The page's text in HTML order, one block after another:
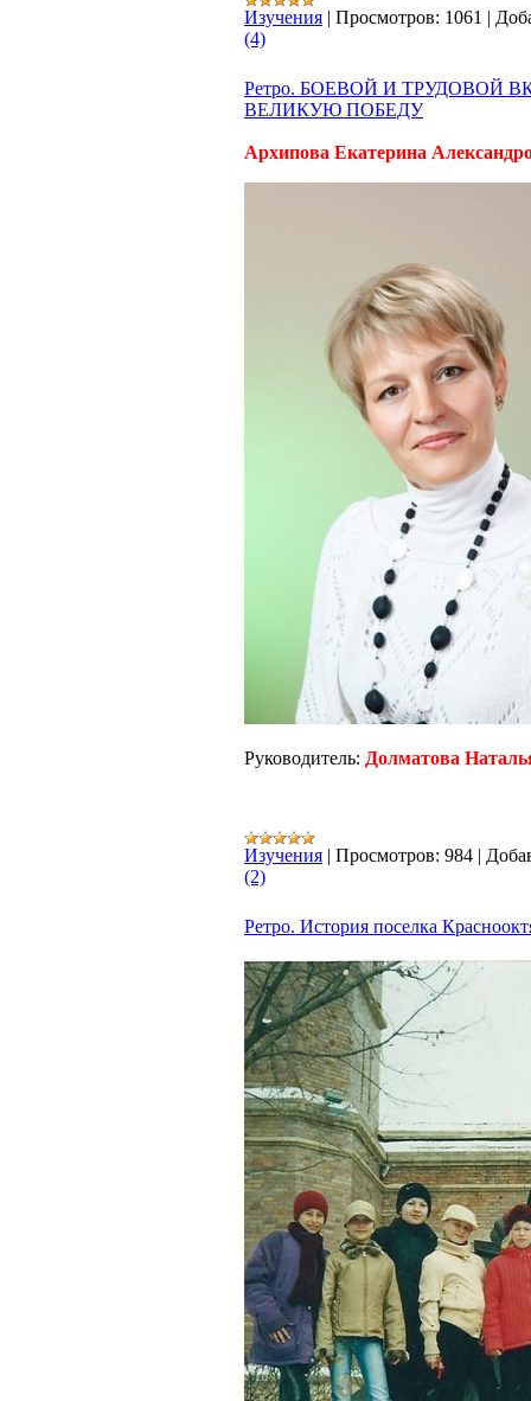
Изучения | Просмотров: 1061 |
(4)
Ретро. БОЕВОЙ И ТРУДОВОЙ
ВЕЛИКУЮ ПОБЕДУ
Архипова Екатерина
Руководитель: Долматова
Изучения | Просмотров: 984 |
(2)
Ретро. История поселка